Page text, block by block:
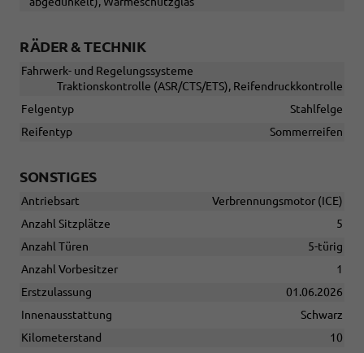
RÄDER & TECHNIK
Fahrwerk- und Regelungssysteme
Traktionskontrolle (ASR/CTS/ETS), Reifendruckkontrolle
Felgentyp
Stahlfelge
Reifentyp
Sommerreifen
SONSTIGES
Antriebsart
Verbrennungsmotor (ICE)
Anzahl Sitzplätze
5
Anzahl Türen
5-türig
Anzahl Vorbesitzer
1
Erstzulassung
01.06.2026
Innenausstattung
Schwarz
Kilometerstand
10